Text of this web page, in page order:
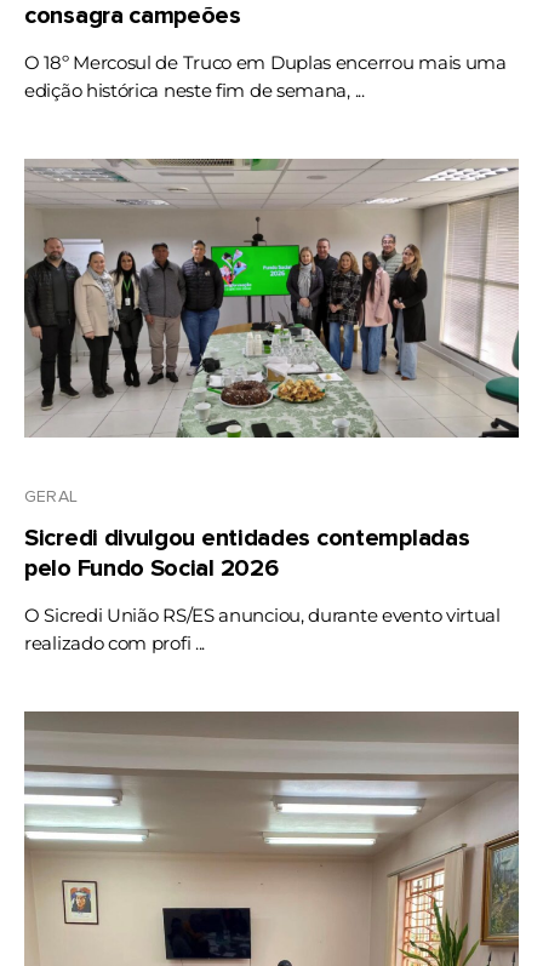
consagra campeões
O 18º Mercosul de Truco em Duplas encerrou mais uma
edição histórica neste fim de semana, ...
GERAL
Sicredi divulgou entidades contempladas
pelo Fundo Social 2026
O Sicredi União RS/ES anunciou, durante evento virtual
realizado com profi ...